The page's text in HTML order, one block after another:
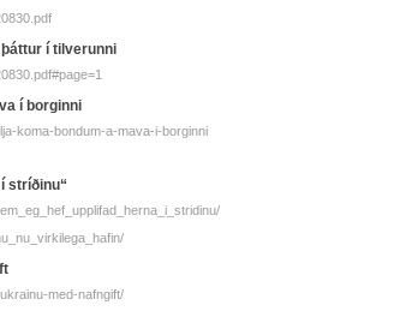
í tilverunni
í borginni
koma-bondum-a-mava-i-borginni
stríðinu“
med-nafngift/